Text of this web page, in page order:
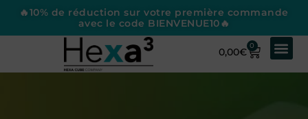
🔥10% de réduction sur votre première commande
avec le code BIENVENUE10🔥
0,00€
0